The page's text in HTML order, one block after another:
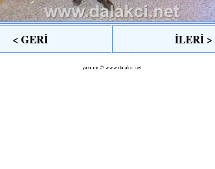
< GERİ İLERİ >
yazılım © www.dalakci.net